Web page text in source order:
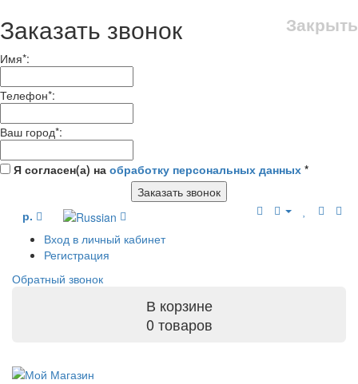
Закрыть
Заказать звонок
Имя*:
Телефон*:
Ваш город*:
Я согласен(а) на обработку персональных данных *
Заказать звонок
р.
Вход в личный кабинет
Регистрация
Обратный звонок
В корзине
0 товаров